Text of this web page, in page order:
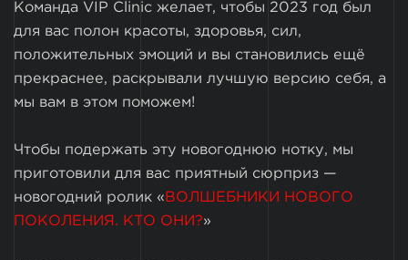
Команда VIP Clinic желает, чтобы 2023 год был
для вас полон красоты, здоровья, сил,
положительных эмоций и вы становились ещё
прекраснее, раскрывали лучшую версию себя, а
мы вам в этом поможем!
Чтобы подержать эту новогоднюю нотку, мы
приготовили для вас приятный сюрприз —
новогодний ролик « ВОЛШЕБНИКИ НОВОГО
ПОКОЛЕНИЯ. КТО ОНИ?»